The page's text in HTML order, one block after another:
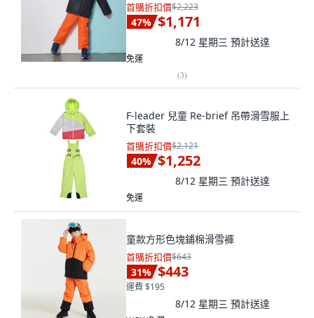
首購折扣價$2,223
47% $1,171
8/12 星期三 預計送達
免運
(3)
F-leader 兒童 Re-brief 吊帶滑雪服上
下套裝
首購折扣價$2,121
40% $1,252
8/12 星期三 預計送達
免運
童款方形色塊鋪棉滑雪褲
首購折扣價$643
31% $443
運費 $195
8/12 星期三 預計送達